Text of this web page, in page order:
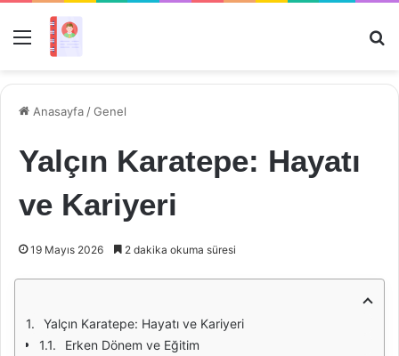
Menü
Anasayfa /Genel
Yalçın Karatepe: Hayatı
ve Kariyeri
19 Mayıs 2026 2 dakika okuma süresi
Yalçın Karatepe: Hayatı ve Kariyeri
Erken Dönem ve Eğitim